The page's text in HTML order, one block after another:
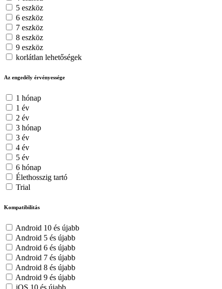
5 eszköz
6 eszköz
7 eszköz
8 eszköz
9 eszköz
korlátlan lehetőségek
Az engedély érvényessége
1 hónap
1 év
2 év
3 hónap
3 év
4 év
5 év
6 hónap
Élethosszig tartó
Trial
Kompatibilitás
Android 10 és újabb
Android 5 és újabb
Android 6 és újabb
Android 7 és újabb
Android 8 és újabb
Android 9 és újabb